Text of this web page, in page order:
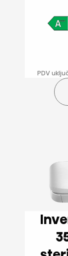
PDV
Inverter